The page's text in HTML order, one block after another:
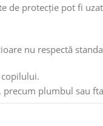
de protecție pot fi
nu respectă
plumbul sau